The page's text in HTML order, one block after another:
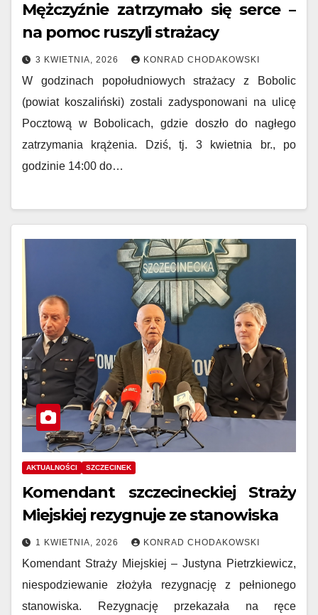
Mężczyźnie zatrzymało się serce –
na pomoc ruszyli strażacy
3 KWIETNIA, 2026 KONRAD CHODAKOWSKI
W godzinach popołudniowych strażacy z Bobolic
(powiat koszaliński) zostali zadysponowani na ulicę
Pocztową w Bobolicach, gdzie doszło do nagłego
zatrzymania krążenia. Dziś, tj. 3 kwietnia br., po
godzinie 14:00 do…
AKTUALNOŚCI SZCZECINEK
Komendant szczecineckiej Straży
Miejskiej rezygnuje ze stanowiska
1 KWIETNIA, 2026 KONRAD CHODAKOWSKI
Komendant Straży Miejskiej – Justyna Pietrzkiewicz,
niespodziewanie złożyła rezygnację z pełnionego
stanowiska. Rezygnację przekazała na ręce